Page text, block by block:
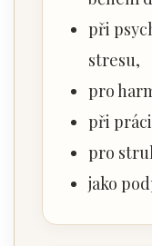
při
stresu,
pro
při
pro
jako